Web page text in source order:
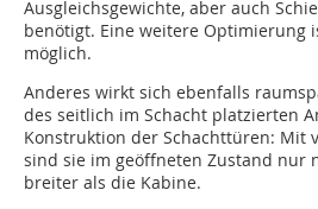
Ausgleichsgewichte, aber auch
benötigt. Eine weitere Optimierung
möglich.
Anderes wirkt sich ebenfalls
des seitlich im Schacht platzierten
Konstruktion der Schachttüren: Mit
sind sie im geöffneten Zustand nur
breiter als die Kabine.